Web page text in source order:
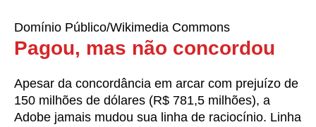
Domínio Público/Wikimedia Commons
Pagou, mas não concordou
Apesar da concordância em arcar com prejuízo de
150 milhões de dólares (R$ 781,5 milhões), a
Adobe jamais mudou sua linha de raciocínio. Linha